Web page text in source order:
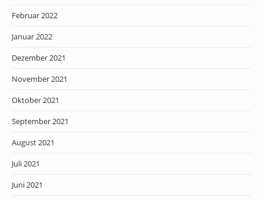
Februar 2022
Januar 2022
Dezember 2021
November 2021
Oktober 2021
September 2021
August 2021
Juli 2021
Juni 2021